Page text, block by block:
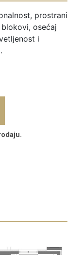
prostrani
osećaj
i